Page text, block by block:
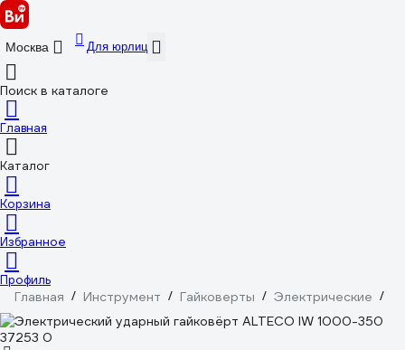
Москва Для юрлиц
Поиск в каталоге
Главная
Каталог
Корзина
Избранное
Профиль
Главная / Инструмент / Гайковерты / Электрические /